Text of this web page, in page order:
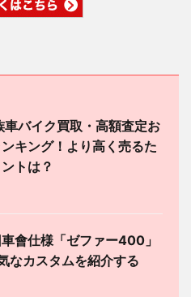
車バイク買取・高額査定お
キング！より高く売るた
トは？
會仕様「ゼファー400」
なカスタムを紹介する